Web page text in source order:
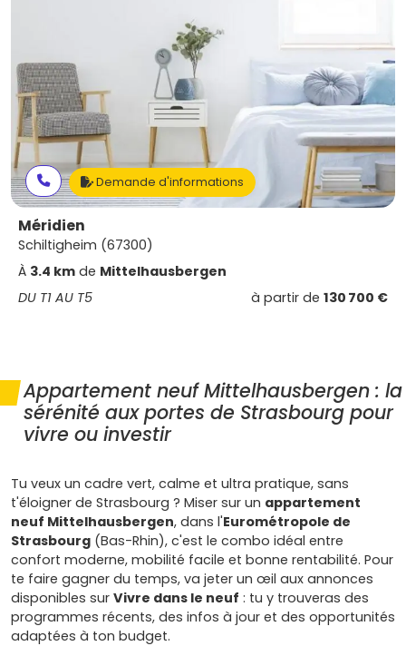
Demande d'informations
Méridien
Schiltigheim (67300)
À 3.4 km de Mittelhausbergen
DU T1 AU T5
à partir de 130 700 €
Appartement neuf Mittelhausbergen : la
sérénité aux portes de Strasbourg pour
vivre ou investir
Tu veux un cadre vert, calme et ultra pratique, sans
t'éloigner de Strasbourg ? Miser sur un appartement
neuf Mittelhausbergen, dans l'Eurométropole de
Strasbourg (Bas-Rhin), c'est le combo idéal entre
confort moderne, mobilité facile et bonne rentabilité. Pour
te faire gagner du temps, va jeter un œil aux annonces
disponibles sur Vivre dans le neuf : tu y trouveras des
programmes récents, des infos à jour et des opportunités
adaptées à ton budget.